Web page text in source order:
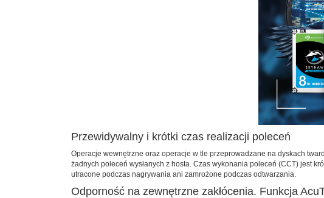
Przewidywalny i krótki czas realizacji poleceń
Operacje wewnętrzne oraz operacje w tle przeprowadzane na dyskach
żadnych poleceń wysłanych z hosta. Czas wykonania poleceń (CCT) jest
utracone podczas nagrywania ani zamrożone podczas odtwarzania.
Odporność na zewnętrzne zakłócenia. Funkcja